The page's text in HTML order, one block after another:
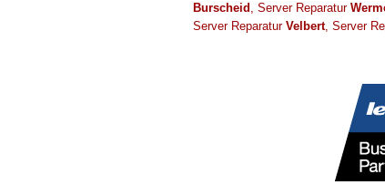
Burscheid , Server Reparatur
Server Reparatur Velbert, Server